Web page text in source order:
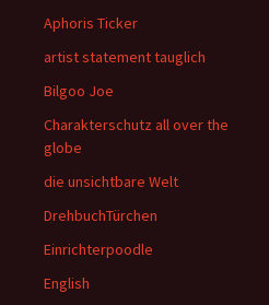
Aphoris Ticker
artist statement tauglich
Bilgoo Joe
Charakterschutz all over the
globe
die unsichtbare Welt
DrehbuchTürchen
Einrichterpoodle
English